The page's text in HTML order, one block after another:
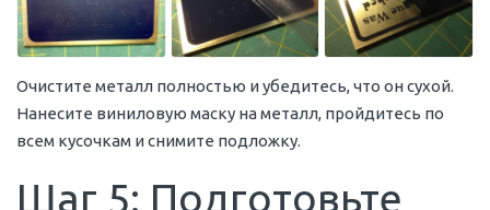
Очистите металл полностью и убедитесь, что он сухой.
Нанесите виниловую маску на металл, пройдитесь по
всем кусочкам и снимите подложку.
Шаг 5: Подготовьте